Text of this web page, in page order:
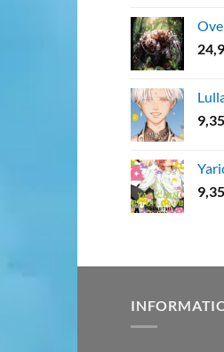
9,35
9,35